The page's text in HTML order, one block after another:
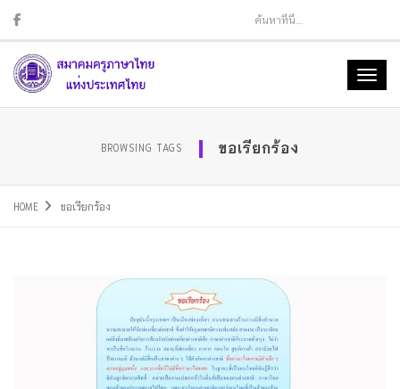
BROWSING TAGS ขอเรียกร้อง
HOME ขอเรียกร้อง